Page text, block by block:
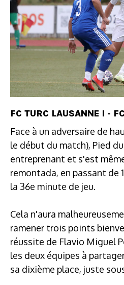
FC TURC LAUSANNE I -
Face à un adversaire de
le début du match), Pied
entreprenant et s'est
remontada, en passant de
la 36e minute de jeu.
Cela n'aura
ramener trois points
réussite de Flavio Miguel
les deux équipes à
sa dixième place, juste